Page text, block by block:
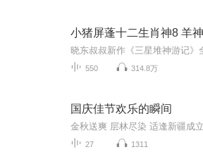
550 314.8万
国庆佳节欢乐的瞬间
27 1311